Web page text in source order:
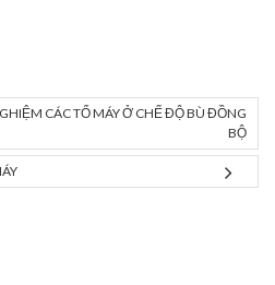
CÁC TỔ MÁY Ở CHẾ ĐỘ BÙ ĐỒNG
BỘ